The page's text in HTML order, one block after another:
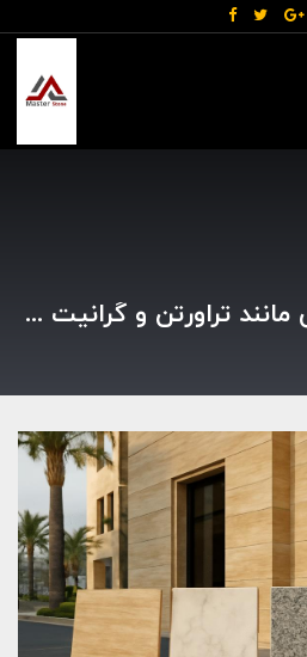
چرا سنگ‌های طبیعی مانند تراورتن و گرانیت همچنان محبوب‌ترین انتخاب برای پروژه‌های ساختمانی هستند؟